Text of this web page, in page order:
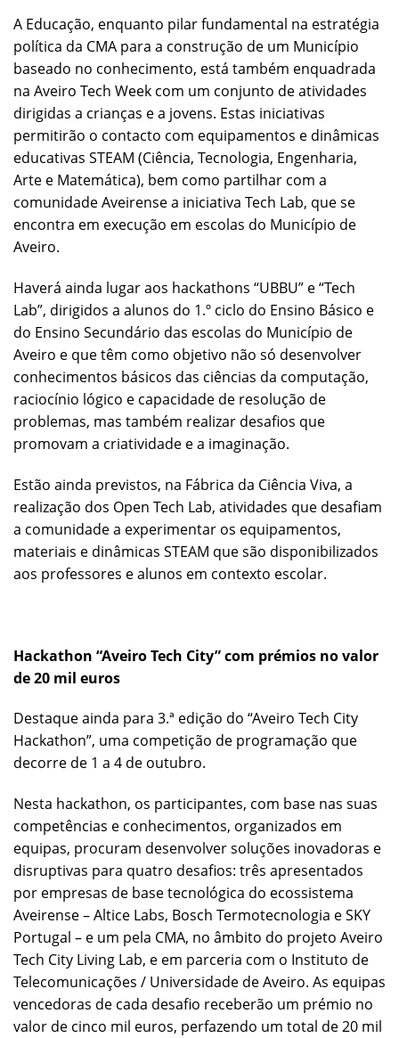
A Educação, enquanto pilar fundamental na estratégia
política da CMA para a construção de um Município
baseado no conhecimento, está também enquadrada
na Aveiro Tech Week com um conjunto de atividades
dirigidas a crianças e a jovens. Estas iniciativas
permitirão o contacto com equipamentos e dinâmicas
educativas STEAM (Ciência, Tecnologia, Engenharia,
Arte e Matemática), bem como partilhar com a
comunidade Aveirense a iniciativa Tech Lab, que se
encontra em execução em escolas do Município de
Aveiro.
Haverá ainda lugar aos hackathons “UBBU” e “Tech
Lab”, dirigidos a alunos do 1.º ciclo do Ensino Básico e
do Ensino Secundário das escolas do Município de
Aveiro e que têm como objetivo não só desenvolver
conhecimentos básicos das ciências da computação,
raciocínio lógico e capacidade de resolução de
problemas, mas também realizar desafios que
promovam a criatividade e a imaginação.
Estão ainda previstos, na Fábrica da Ciência Viva, a
realização dos Open Tech Lab, atividades que desafiam
a comunidade a experimentar os equipamentos,
materiais e dinâmicas STEAM que são disponibilizados
aos professores e alunos em contexto escolar.
Hackathon “Aveiro Tech City” com prémios no valor
de 20 mil euros
Destaque ainda para 3.ª edição do “Aveiro Tech City
Hackathon”, uma competição de programação que
decorre de 1 a 4 de outubro.
Nesta hackathon, os participantes, com base nas suas
competências e conhecimentos, organizados em
equipas, procuram desenvolver soluções inovadoras e
disruptivas para quatro desafios: três apresentados
por empresas de base tecnológica do ecossistema
Aveirense – Altice Labs, Bosch Termotecnologia e SKY
Portugal – e um pela CMA, no âmbito do projeto Aveiro
Tech City Living Lab, e em parceria com o Instituto de
Telecomunicações / Universidade de Aveiro. As equipas
vencedoras de cada desafio receberão um prémio no
valor de cinco mil euros, perfazendo um total de 20 mil